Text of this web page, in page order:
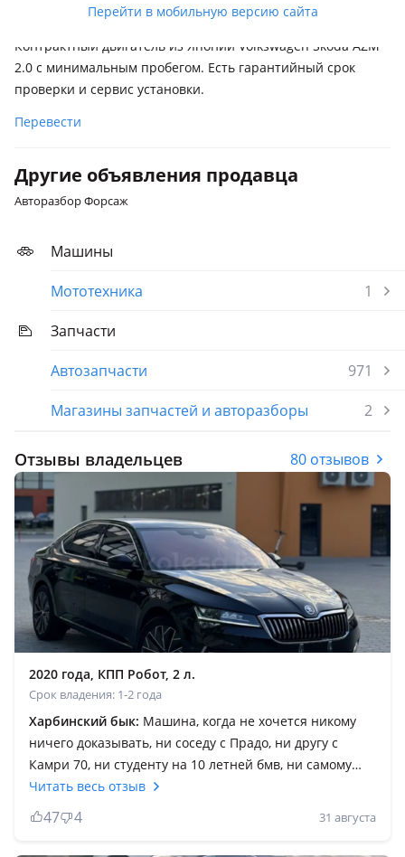
Перейти в мобильную версию сайта
Комментарий продавца
Контрактный двигатель из Японии Volkswagen Skoda AZM
2.0 с минимальным пробегом. Есть гарантийный срок
проверки и сервис установки.
Перевести
Другие объявления продавца
Авторазбор Форсаж
Машины
Мототехника
1
Запчасти
Автозапчасти
971
Магазины запчастей и авторазборы
2
Отзывы владельцев 80 отзывов
2020 года, КПП Робот, 2 л.
Срок владения: 1-2 года
Харбинский бык: Машина, когда не хочется никому
ничего доказывать, ни соседу с Прадо, ни другу с
Камри 70, ни студенту на 10 летней бмв, ни самому
себе. Просто сесть, закрыть дверь с глухим звуком и
ехать спокойно, с комфортом, будто весь мир остаётся
снаружи. Superb это не про понты, не про громкий
звук выхлопа и не про показуху на свадьбе перед
Читать весь отзыв
47 4 31 августа